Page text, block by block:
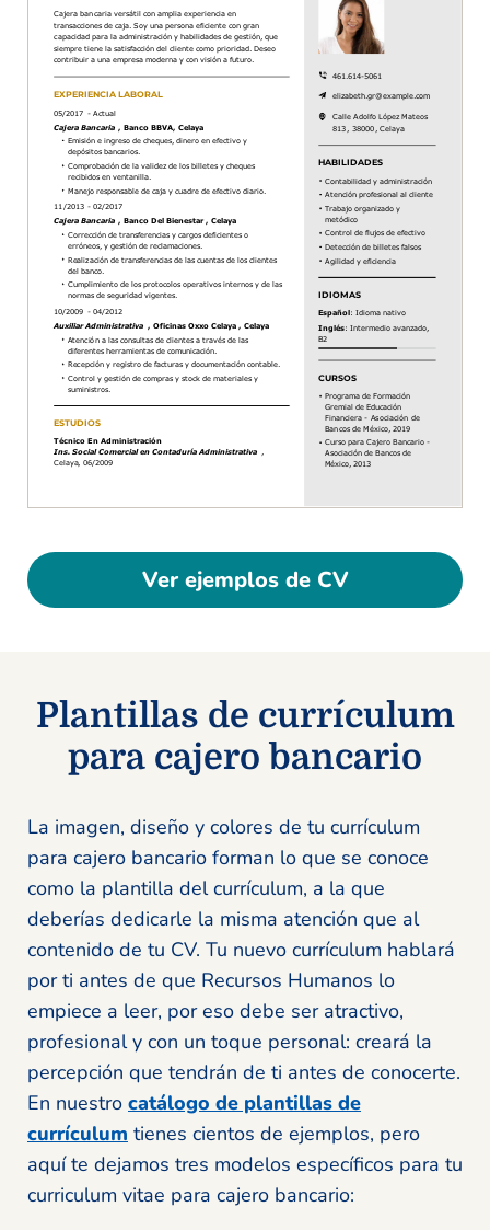
Ver ejemplos de CV
Plantillas de currículum
para cajero bancario
La imagen, diseño y colores de tu currículum
para cajero bancario forman lo que se conoce
como la plantilla del currículum, a la que
deberías dedicarle la misma atención que al
contenido de tu CV. Tu nuevo currículum hablará
por ti antes de que Recursos Humanos lo
empiece a leer, por eso debe ser atractivo,
profesional y con un toque personal: creará la
percepción que tendrán de ti antes de conocerte.
En nuestro catálogo de plantillas de
currículum tienes cientos de ejemplos, pero
aquí te dejamos tres modelos específicos para tu
curriculum vitae para cajero bancario: